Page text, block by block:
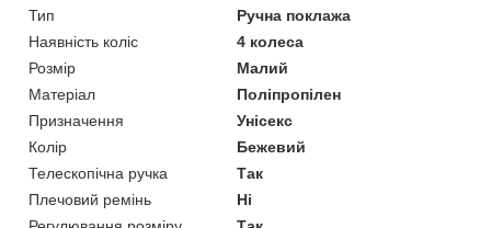
Тип
Ручна поклажа
Наявність коліс
4 колеса
Розмір
Малий
Матеріал
Поліпропілен
Призначення
Унісекс
Колір
Бежевий
Телескопічна ручка
Так
Плечовий ремінь
Ні